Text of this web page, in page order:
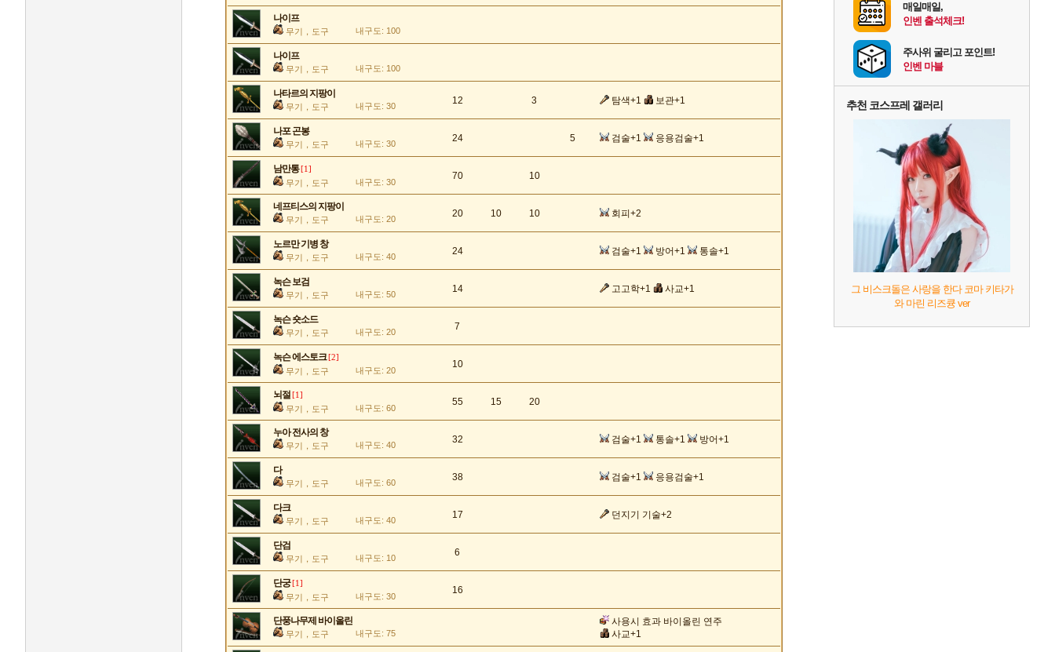
나이프
무기，도구 내구도: 100
나이프
무기，도구 내구도: 100
나타르의 지팡이
무기，도구 내구도: 30 12 3 탐색+1 보관+1
나포 곤봉
무기，도구 내구도: 30 24 5 검술+1 응용검술+1
남만통 [1]
무기，도구 내구도: 30
70 10
네프티스의 지팡이
무기，도구 내구도: 20 20 10 10 회피+2
노르만 기병 창
무기，도구 내구도: 40 24 검술+1 방어+1 통솔+1
녹슨 보검
무기，도구 내구도: 50 14 고고학+1 사교+1
녹슨 숏소드
무기，도구 내구도: 20 7
녹슨 에스토크 [2]
무기，도구 내구도: 20
10
뇌절 [1]
무기，도구 내구도: 60
55 15 20
누아 전사의 창
무기，도구 내구도: 40 32 검술+1 통솔+1 방어+1
다
무기，도구 내구도: 60 38 검술+1 응용검술+1
다크
무기，도구 내구도: 40 17 던지기 기술+2
단검
무기，도구 내구도: 10 6
단궁 [1]
무기，도구 내구도: 30
16
단풍나무제 바이올린
무기，도구 내구도: 75
사용시 효과 바이올린 연주
사교+1
매일매일,
인벤 출석체크!
주사위 굴리고 포인트!
인벤 마블
추천 코스프레 갤러리
그 비스크돌은 사랑을 한다 코마 키타가
와 마린 리즈큥 ver